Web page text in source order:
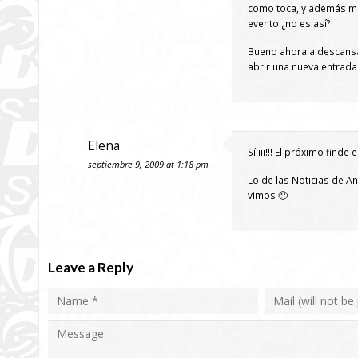
como toca, y además
evento ¿no es así?
Bueno ahora a
abrir una nueva
Elena
septiembre 9, 2009 at 1:18 pm
Síiiii!!! El próximo finde
Lo de las Noticias de
vimos 🙁
Leave a Reply